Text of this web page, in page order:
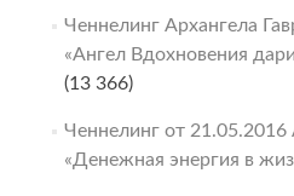
Ченнелинг Архангела
«Ангел Вдохновения
(13 366)
Ченнелинг от 21.05.2016
«Денежная энергия в